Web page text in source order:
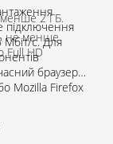
менше 2 ГБ.
не менше
Full HD
підключення
Мбіт/с. Для
браузер
Mozilla Firefox